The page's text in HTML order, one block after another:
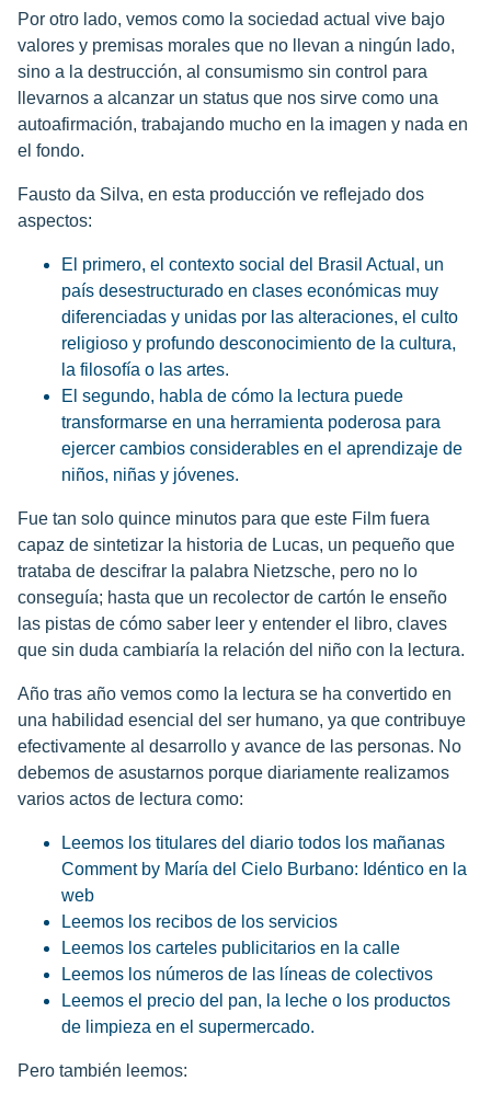
Por otro lado, vemos como la sociedad actual vive bajo
valores y premisas morales que no llevan a ningún lado,
sino a la destrucción, al consumismo sin control para
llevarnos a alcanzar un status que nos sirve como una
autoafirmación, trabajando mucho en la imagen y nada en
el fondo.
Fausto da Silva, en esta producción ve reflejado dos
aspectos:
El primero, el contexto social del Brasil Actual, un
país desestructurado en clases económicas muy
diferenciadas y unidas por las alteraciones, el culto
religioso y profundo desconocimiento de la cultura,
la filosofía o las artes.
El segundo, habla de cómo la lectura puede
transformarse en una herramienta poderosa para
ejercer cambios considerables en el aprendizaje de
niños, niñas y jóvenes.
Fue tan solo quince minutos para que este Film fuera
capaz de sintetizar la historia de Lucas, un pequeño que
trataba de descifrar la palabra Nietzsche, pero no lo
conseguía; hasta que un recolector de cartón le enseño
las pistas de cómo saber leer y entender el libro, claves
que sin duda cambiaría la relación del niño con la lectura.
Año tras año vemos como la lectura se ha convertido en
una habilidad esencial del ser humano, ya que contribuye
efectivamente al desarrollo y avance de las personas. No
debemos de asustarnos porque diariamente realizamos
varios actos de lectura como:
Leemos los titulares del diario todos los mañanas
Comment by María del Cielo Burbano: Idéntico en la
web
Leemos los recibos de los servicios
Leemos los carteles publicitarios en la calle
Leemos los números de las líneas de colectivos
Leemos el precio del pan, la leche o los productos
de limpieza en el supermercado.
Pero también leemos: